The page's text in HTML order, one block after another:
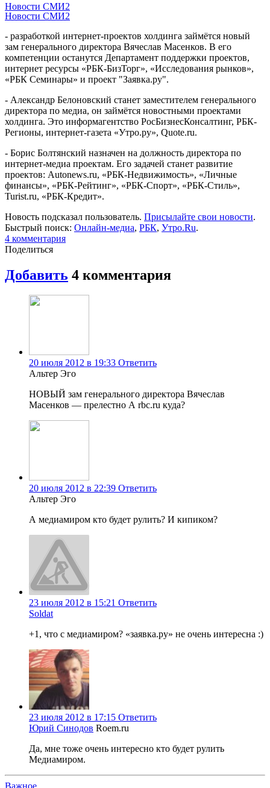
Новости СМИ2
Новости СМИ2
- разработкой интернет-проектов холдинга займётся новый
зам генерального директора Вячеслав Масенков. В его
компетенции останутся Департамент поддержки проектов,
интернет ресурсы «РБК-БизТорг», «Исследования рынков»,
«РБК Семинары» и проект "Заявка.ру".
- Александр Белоновский станет заместителем генерального
директора по медиа, он займётся новостными проектами
холдинга. Это информагентство РосБизнесКонсалтинг, РБК-
Регионы, интернет-газета «Утро.ру», Quote.ru.
- Борис Болтянский назначен на должность директора по
интернет-медиа проектам. Его задачей станет развитие
проектов: Autonews.ru, «РБК-Недвижимость», «Личные
финансы», «РБК-Рейтинг», «РБК-Спорт», «РБК-Стиль»,
Turist.ru, «РБК-Кредит».
Новость подсказал пользователь. Присылайте свои новости.
Быстрый поиск: Онлайн-медиа, РБК, Утро.Ru‎.
4 комментария
Поделиться
Добавить 4 комментария
20 июля 2012 в 19:33 Ответить
Альтер Эго
НОВЫЙ зам генерального директора Вячеслав
Масенков — прелестно А rbc.ru куда?
20 июля 2012 в 22:39 Ответить
Альтер Эго
А медиамиром кто будет рулить? И кипиком?
23 июля 2012 в 15:21 Ответить
Soldat
+1, что с медиамиром? «заявка.ру» не очень интересна :)
23 июля 2012 в 17:15 Ответить
Юрий Синодов Roem.ru
Да, мне тоже очень интересно кто будет рулить
Медиамиром.